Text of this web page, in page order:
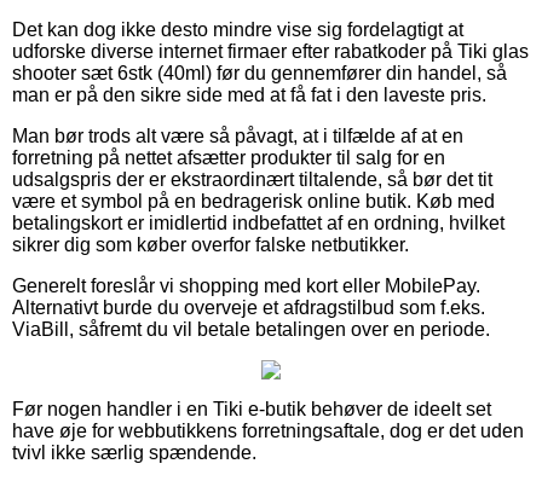
Det kan dog ikke desto mindre vise sig fordelagtigt at
udforske diverse internet firmaer efter rabatkoder på Tiki glas
shooter sæt 6stk (40ml) før du gennemfører din handel, så
man er på den sikre side med at få fat i den laveste pris.
Man bør trods alt være så påvagt, at i tilfælde af at en
forretning på nettet afsætter produkter til salg for en
udsalgspris der er ekstraordinært tiltalende, så bør det tit
være et symbol på en bedragerisk online butik. Køb med
betalingskort er imidlertid indbefattet af en ordning, hvilket
sikrer dig som køber overfor falske netbutikker.
Generelt foreslår vi shopping med kort eller MobilePay.
Alternativt burde du overveje et afdragstilbud som f.eks.
ViaBill, såfremt du vil betale betalingen over en periode.
Før nogen handler i en Tiki e-butik behøver de ideelt set
have øje for webbutikkens forretningsaftale, dog er det uden
tvivl ikke særlig spændende.